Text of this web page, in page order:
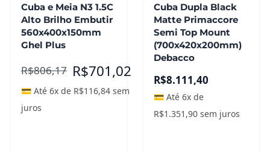
Cuba e Meia N3 1.5C
Alto Brilho Embutir
560x400x150mm
Ghel Plus
R$806,17 R$701,02
💳 Até 6x de R$116,84 sem
juros
Cuba Dupla Black
Matte Primaccore
Semi Top Mount
(700x420x200mm)
Debacco
R$8.111,40
💳 Até 6x de
R$1.351,90sem juros